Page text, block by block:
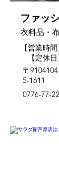
ファッ
衣料品・
【営業時
【定休日
〒
5-1611
0776-77-